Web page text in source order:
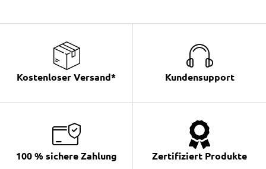
Kostenloser Versand* Kundensupport
100 % sichere Zahlung Zertifiziert Produkte